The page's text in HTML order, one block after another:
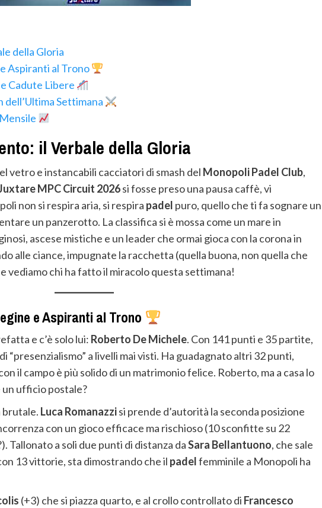
della Gloria
Aspiranti al Trono
Cadute Libere
Settimana
il Verbale della Gloria
vetro e instancabili cacciatori di smash del Monopoli Padel Club,
MPC Circuit 2026si fosse preso una pausa caffè, vi
non si respira aria, si respira padel puro, quello che ti fa sognare un
un panzerotto. La classifica si è mossa come un mare in
ascese mistiche e un leader che ormai gioca con la corona in
alle ciance, impugnate la racchetta (quella buona, non quella che
vediamo chi ha fatto il miracolo questa settimana!
e Aspiranti al Trono
e c’è solo lui: Roberto De Michele. Con 141 punti e 35 partite,
a livelli mai visti. Ha guadagnato altri 32 punti,
il campo è più solido di un matrimonio felice. Roberto, ma a casa lo
ufficio postale?
brutale. Luca Romanazzisi prende d’autorità la seconda posizione
con un gioco efficace ma rischioso (10 sconfitte su 22
Tallonato a soli due punti di distanza daSara Bellantuono, che sale
13 vittorie, sta dimostrando che il padelfemminile a Monopoli ha
(+3) che si piazza quarto, e al crollo controllato di Francesco